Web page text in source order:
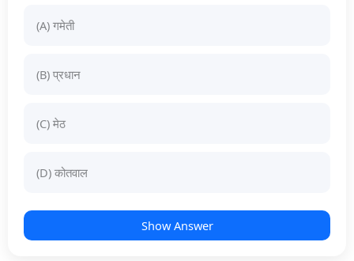
(A) गमेती
(B) प्रधान
(C) मेठ
(D) कोतवाल
Show Answer